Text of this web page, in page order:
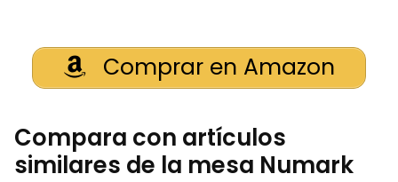
Comprar en Amazon
Compara con artículos
similares de la mesa Numark